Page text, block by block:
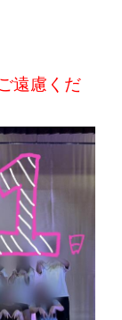
遠慮くだ